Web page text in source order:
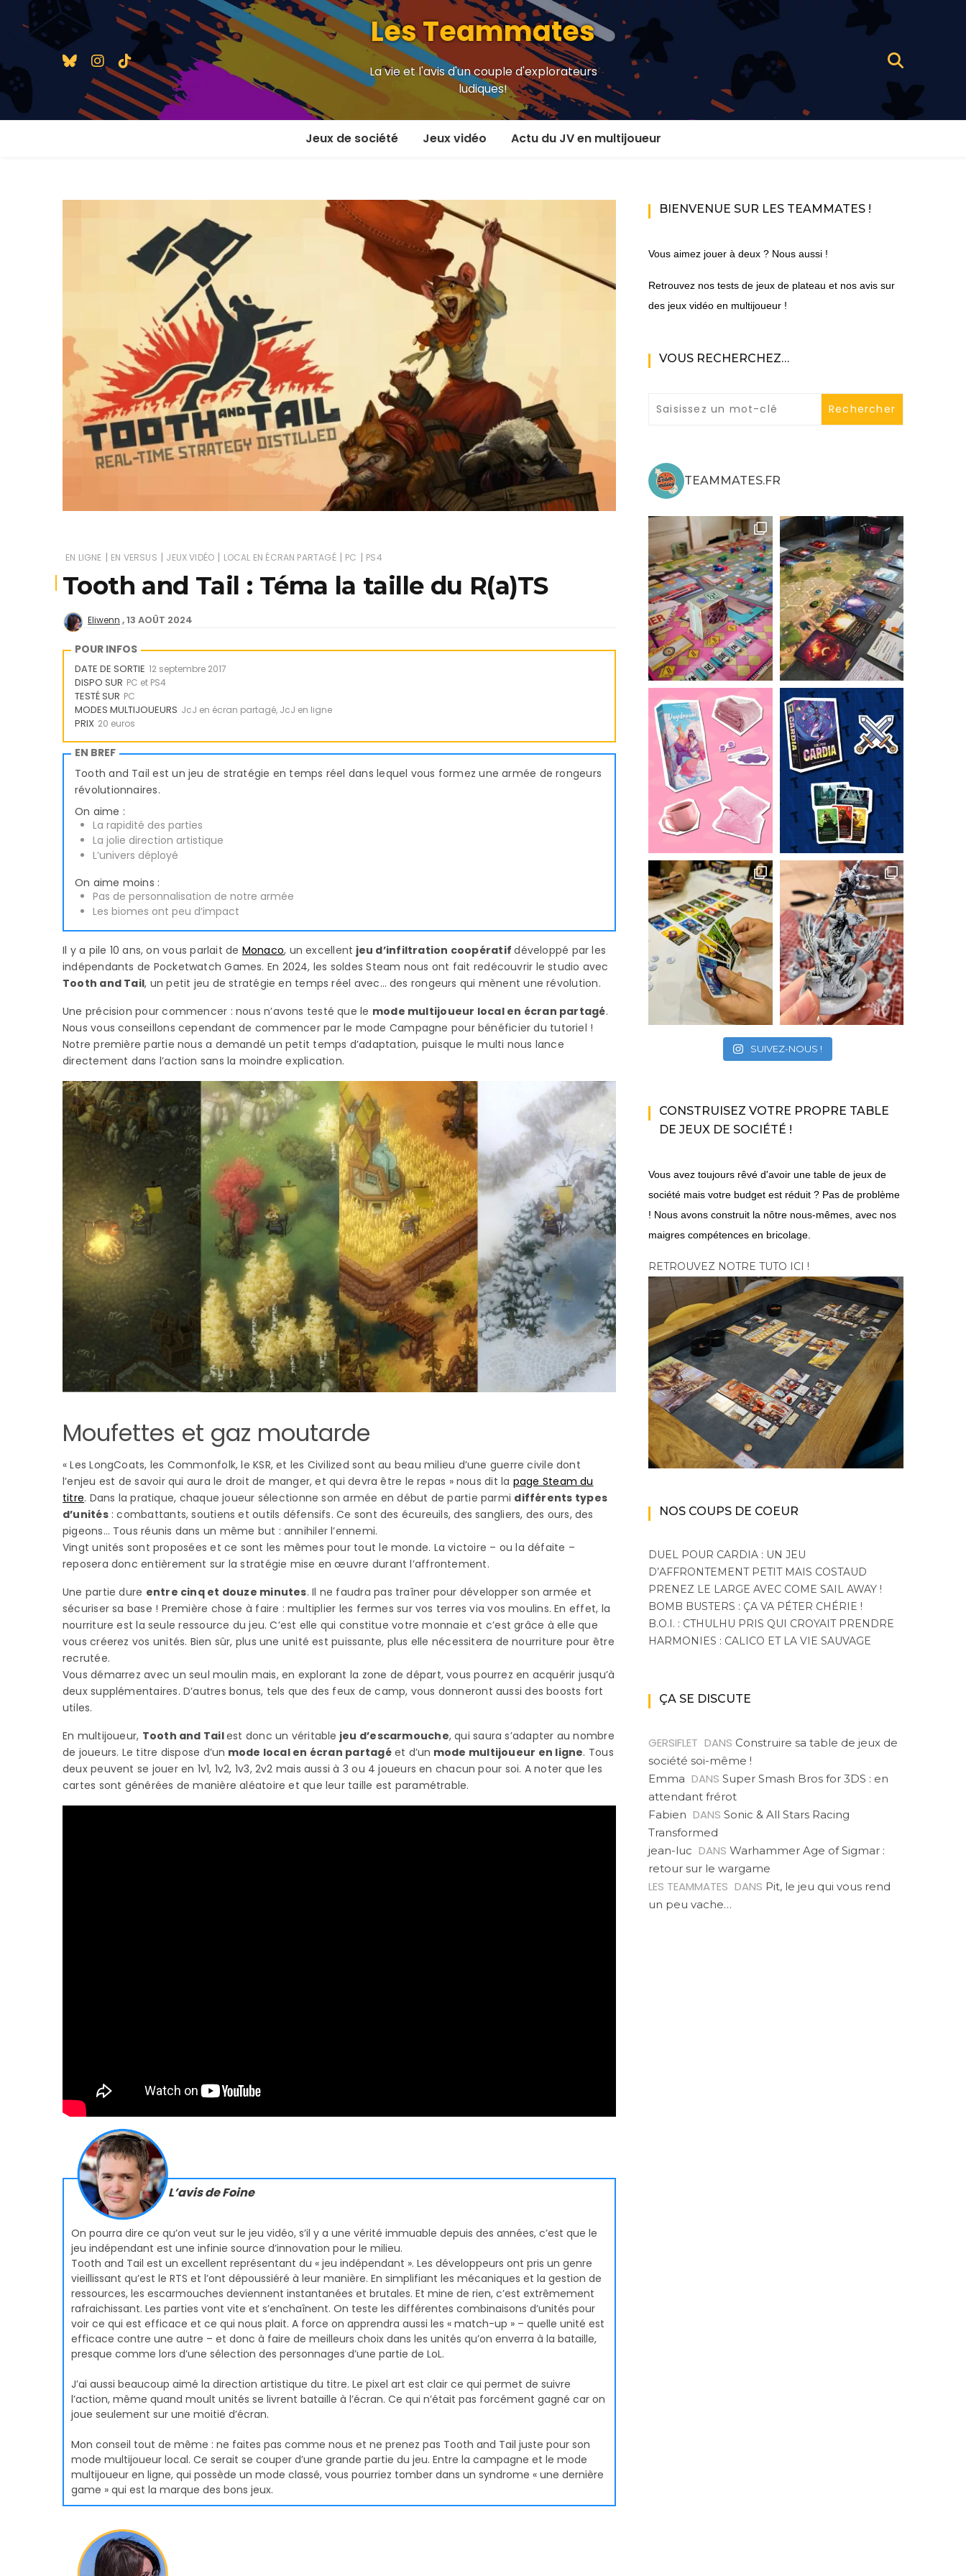
Les Teammates
La vie et l'avis d'un couple d'explorateurs
ludiques!
Jeux de société
2 joueurs
2 joueurs et plus
Jeux vidéo
En versus
Local en écran partagé
En ligne
MMORPG
Par plateforme
XBox One
XBox Series X|S
Actu du JV en multijoueur
EN LIGNE | EN VERSUS | JEUX VIDÉO | LOCAL EN ÉCRAN PARTAGÉ | PC | PS4
Tooth and Tail : Téma la taille du R(a)TS
Eliwenn 13 AOÛT 2024
POUR INFOS
DATE DE SORTIE 12 septembre 2017
DISPO SUR PC et PS4
TESTÉ SUR PC
MODES MULTIJOUEURS JcJ en écran partagé, JcJ en ligne
PRIX 20 euros
EN BREF
Tooth and Tail est un jeu de stratégie en temps réel dans lequel vous formez une armée de rongeurs
révolutionnaires.
On aime :
La rapidité des parties
La jolie direction artistique
L’univers déployé
On aime moins :
Pas de personnalisation de notre armée
Les biomes ont peu d’impact
Il y a pile 10 ans, on vous parlait de Monaco, un excellent jeu d’infiltration coopératifdéveloppé par les
indépendants de Pocketwatch Games. En 2024, les soldes Steam nous ont fait redécouvrir le studio avec
Tooth and Tail, un petit jeu de stratégie en temps réel avec… des rongeurs qui mènent une révolution.
Une précision pour commencer : nous n’avons testé que le mode multijoueur local en écran partagé.
Nous vous conseillons cependant de commencer par le mode Campagne pour bénéficier du tutoriel !
Notre première partie nous a demandé un petit temps d’adaptation, puisque le multi nous lance
directement dans l’action sans la moindre explication.
Moufettes et gaz moutarde
« Les LongCoats, les Commonfolk, le KSR, et les Civilized sont au beau milieu d’une guerre civile dont
l’enjeu est de savoir qui aura le droit de manger, et qui devra être le repas » nous dit la page Steam du
titre. Dans la pratique, chaque joueur sélectionne son armée en début de partie parmi différents types
d’unités: combattants, soutiens et outils défensifs. Ce sont des écureuils, des sangliers, des ours, des
pigeons… Tous réunis dans un même but : annihiler l’ennemi.
Vingt unités sont proposées et ce sont les mêmes pour tout le monde. La victoire – ou la défaite –
reposera donc entièrement sur la stratégie mise en œuvre durant l’affrontement.
Une partie dure entre cinq et douze minutes. Il ne faudra pas traîner pour développer son armée et
sécuriser sa base ! Première chose à faire : multiplier les fermes sur vos terres via vos moulins. En effet, la
nourriture est la seule ressource du jeu. C’est elle qui constitue votre monnaie et c’est grâce à elle que
vous créerez vos unités. Bien sûr, plus une unité est puissante, plus elle nécessitera de nourriture pour être
recrutée.
Vous démarrez avec un seul moulin mais, en explorant la zone de départ, vous pourrez en acquérir jusqu’à
deux supplémentaires. D’autres bonus, tels que des feux de camp, vous donneront aussi des boosts fort
utiles.
En multijoueur, Tooth and Tailest donc un véritable jeu d’escarmouche, qui saura s’adapter au nombre
de joueurs. Le titre dispose d’un mode local en écran partagéet d’un mode multijoueur en ligne. Tous
deux peuvent se jouer en 1v1, 1v2, 1v3, 2v2 mais aussi à 3 ou 4 joueurs en chacun pour soi. A noter que les
cartes sont générées de manière aléatoire et que leur taille est paramétrable.
L’avis de Foine
On pourra dire ce qu’on veut sur le jeu vidéo, s’il y a une vérité immuable depuis des années, c’est que le
jeu indépendant est une infinie source d’innovation pour le milieu.
Tooth and Tail est un excellent représentant du « jeu indépendant ». Les développeurs ont pris un genre
vieillissant qu’est le RTS et l’ont dépoussiéré à leur manière. En simplifiant les mécaniques et la gestion de
ressources, les escarmouches deviennent instantanées et brutales. Et mine de rien, c’est extrêmement
rafraichissant. Les parties vont vite et s’enchaînent. On teste les différentes combinaisons d’unités pour
voir ce qui est efficace et ce qui nous plait. A force on apprendra aussi les « match-up » – quelle unité est
efficace contre une autre – et donc à faire de meilleurs choix dans les unités qu’on enverra à la bataille,
presque comme lors d’une sélection des personnages d’une partie de LoL.
J’ai aussi beaucoup aimé la direction artistique du titre. Le pixel art est clair ce qui permet de suivre
l’action, même quand moult unités se livrent bataille à l’écran. Ce qui n’était pas forcément gagné car on
joue seulement sur une moitié d’écran.
Mon conseil tout de même : ne faites pas comme nous et ne prenez pas Tooth and Tail juste pour son
mode multijoueur local. Ce serait se couper d’une grande partie du jeu. Entre la campagne et le mode
multijoueur en ligne, qui possède un mode classé, vous pourriez tomber dans un syndrome « une dernière
game » qui est la marque des bons jeux.
BIENVENUE SUR LES TEAMMATES !
Vous aimez jouer à deux ? Nous aussi !
Retrouvez nos tests de jeux de plateau et nos avis sur
des jeux vidéo en multijoueur !
VOUS RECHERCHEZ…
TEAMMATES.FR
SUIVEZ-NOUS !
CONSTRUISEZ VOTRE PROPRE TABLE
DE JEUX DE SOCIÉTÉ !
Vous avez toujours rêvé d'avoir une table de jeux de
société mais votre budget est réduit ? Pas de problème
! Nous avons construit la nôtre nous-mêmes, avec nos
maigres compétences en bricolage.
RETROUVEZ NOTRE TUTO ICI !
NOS COUPS DE COEUR
DUEL POUR CARDIA : UN JEU
D’AFFRONTEMENT PETIT MAIS COSTAUD
PRENEZ LE LARGE AVEC COME SAIL AWAY !
BOMB BUSTERS : ÇA VA PÉTER CHÉRIE !
B.O.I. : CTHULHU PRIS QUI CROYAIT PRENDRE
HARMONIES : CALICO ET LA VIE SAUVAGE
ÇA SE DISCUTE
GERSIFLET DANS Construire sa table de jeux de
société soi-même !
Emma DANS Super Smash Bros for 3DS : en
attendant frérot
Fabien DANS Sonic & All Stars Racing
Transformed
jean-luc DANS Warhammer Age of Sigmar :
retour sur le wargame
LES TEAMMATES DANS Pit, le jeu qui vous rend
un peu vache…